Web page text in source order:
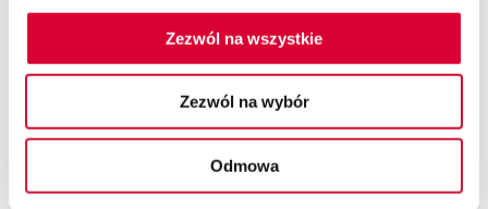
Zezwól na wszystkie
Zezwól na wybór
Odmowa
Sprawdź również